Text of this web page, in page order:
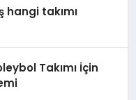
takımı
Takımı İçin